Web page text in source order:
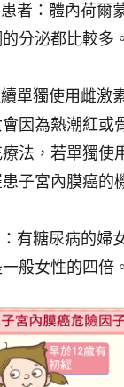
者 ：體內荷爾
分泌都比較多。
單獨使用雌激
因為熱潮紅或
法，若單獨使
子宮內膜癌的
：有糖尿病的婦
般女性的四倍。